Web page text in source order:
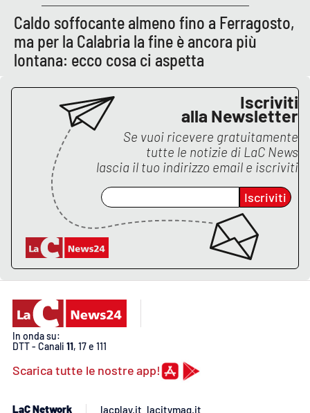
Caldo soffocante almeno fino a Ferragosto,
ma per la Calabria la fine è ancora più
lontana: ecco cosa ci aspetta
Iscriviti
alla Newsletter
Se vuoi ricevere gratuitamente
tutte le notizie di LaC News
lascia il tuo indirizzo email e iscriviti
Iscriviti
In onda su:
DTT - Canali 11, 17 e 111
Scarica tutte le nostre app!
LaC Network lacplay.it lacitymag.it